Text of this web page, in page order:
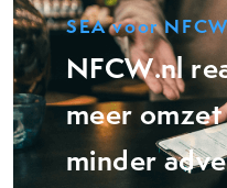
SEA voor
NFCW.nl
meer omzet
minder